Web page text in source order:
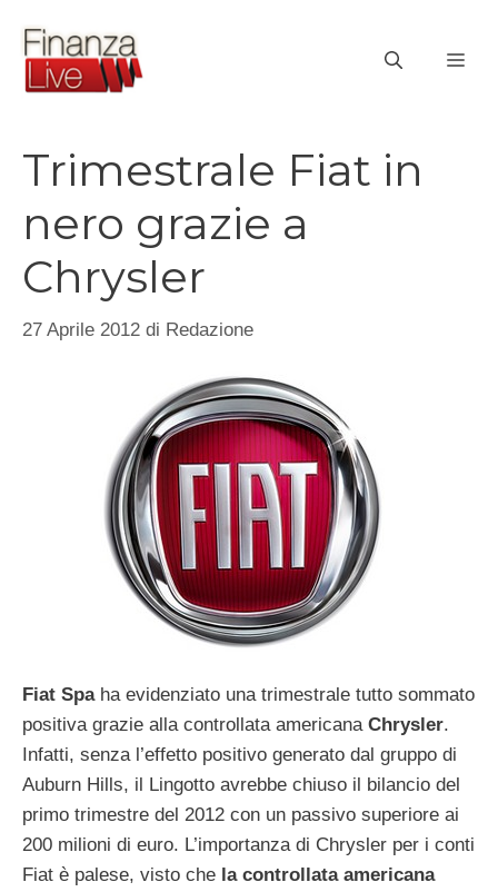
contenuto
Trimestrale Fiat in
nero grazie a
Chrysler
27 Aprile 2012 di Redazione
Fiat Spa ha evidenziato una trimestrale tutto sommato
positiva grazie alla controllata americana Chrysler.
Infatti, senza l’effetto positivo generato dal gruppo di
Auburn Hills, il Lingotto avrebbe chiuso il bilancio del
primo trimestre del 2012 con un passivo superiore ai
200 milioni di euro. L’importanza di Chrysler per i conti
Fiat è palese, visto che la controllata americana